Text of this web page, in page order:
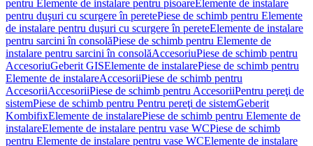
pentru Elemente de instalare pentru pisoareElemente de instalare
pentru duşuri cu scurgere în peretePiese de schimb pentru Elemente
de instalare pentru duşuri cu scurgere în pereteElemente de instalare
pentru sarcini în consolăPiese de schimb pentru Elemente de
instalare pentru sarcini în consolăAccesoriuPiese de schimb pentru
AccesoriuGeberit GISElemente de instalarePiese de schimb pentru
Elemente de instalareAccesoriiPiese de schimb pentru
AccesoriiAccesoriiPiese de schimb pentru AccesoriiPentru pereţi de
sistemPiese de schimb pentru Pentru pereţi de sistemGeberit
KombifixElemente de instalarePiese de schimb pentru Elemente de
instalareElemente de instalare pentru vase WCPiese de schimb
pentru Elemente de instalare pentru vase WCElemente de instalare